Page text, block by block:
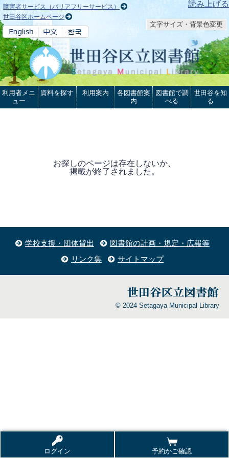
本文へ 読み上げる
障害者サービス（バリアフリーサービス）
世田谷区ホームページ
文字サイズ・背景色変更
ログイン 予約かご確認
利用者メニ
ュー
資料を探す 利用案内
各図書館案
内
図書館で調
べる
世田谷を知
る
お探しのページは存在しないか、
掲載が終了されました。
学校支援・団体貸出
図書館の計画・規定・広報等
リンク集
サイトマップ
© 2024 Setagaya Municipal Library